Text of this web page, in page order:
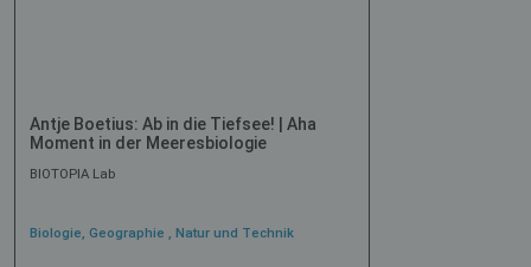
Antje Boetius: Ab in die Tiefsee! | Aha
Moment in der Meeresbiologie
BIOTOPIA Lab
Biologie, Geographie , Natur und Technik